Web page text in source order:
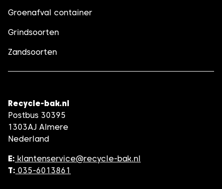
Groenafval container
Grindsoorten
Zandsoorten
Recycle-bak.nl
Postbus 30395
1303AJ Almere
Nederland
E: klantenservice@recycle-bak.nl
T: 035-6013861